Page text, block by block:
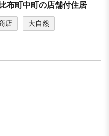
布町中町の店舗付住居
店 大自然